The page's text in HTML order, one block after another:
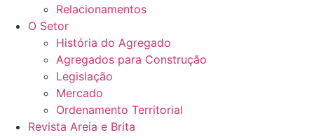
Relacionamentos
O Setor
História do Agregado
Agregados para Construção
Legislação
Mercado
Ordenamento Territorial
Revista Areia e Brita